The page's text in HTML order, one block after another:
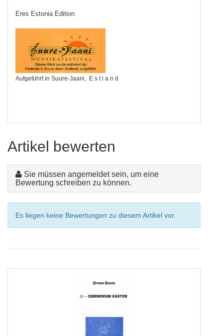
Eres Estonia Edition
Aufgeführt in Suure-Jaani, E s t l a n d
Artikel bewerten
Sie müssen angemeldet sein, um eine
Bewertung schreiben zu können.
Es liegen keine Bewertungen zu diesem Artikel vor.